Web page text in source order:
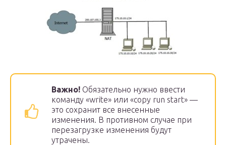
Важно! Обязательно нужно ввести
команду «write» или «copy run start» —
это сохранит все внесенные
изменения. В противном случае при
перезагрузке изменения будут
утрачены.